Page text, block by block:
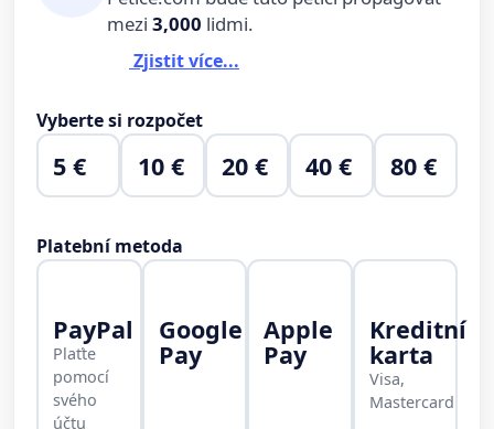
mezi 3,000 lidmi.
Zjistit více...
Vyberte si rozpočet
5 € 10 € 20 € 40 € 80 €
Platební metoda
PayPal
Plaťte
pomocí
svého
účtu
Google
Pay
Apple
Pay
Kreditní
karta
Visa,
Mastercard